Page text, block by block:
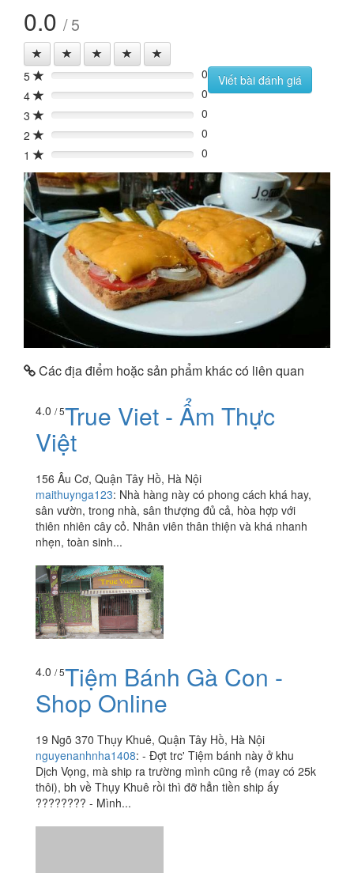
0.0 / 5
5 0%
0
4
0%
0
3
0%
0
2
0%
0
1
0% 0
Viết bài đánh giá
Các địa điểm hoặc sản phẩm khác có liên quan
4.0 / 5True Viet - Ẩm Thực
Việt
156 Âu Cơ, Quận Tây Hồ, Hà Nội
maithuynga123: Nhà hàng này có phong cách khá hay,
sân vườn, trong nhà, sân thượng đủ cả, hòa hợp với
thiên nhiên cây cỏ. Nhân viên thân thiện và khá nhanh
nhẹn, toàn sinh...
4.0 / 5Tiệm Bánh Gà Con -
Shop Online
19 Ngõ 370 Thụy Khuê, Quận Tây Hồ, Hà Nội
nguyenanhnha1408: - Đợt trc' Tiệm bánh này ở khu
Dịch Vọng, mà ship ra trường mình cũng rẻ (may có 25k
thôi), bh về Thụy Khuê rồi thì đỡ hẳn tiền ship ấy
???????? - Mình...